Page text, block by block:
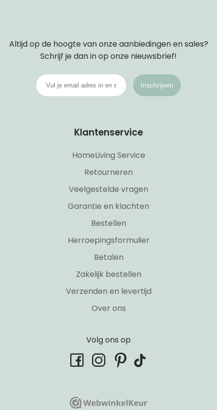
Altijd op de hoogte van onze aanbiedingen en sales?
Schrijf je dan in op onze nieuwsbrief!
Inschrijven
Klantenservice
HomeLiving Service
Retourneren
Veelgestelde vragen
Garantie en klachten
Bestellen
Herroepingsformulier
Betalen
Zakelijk bestellen
Verzenden en levertijd
Over ons
Volg ons op
facebookinstagram
pinterest
tiktok
WebwinkelKeurWebwinkelKeur